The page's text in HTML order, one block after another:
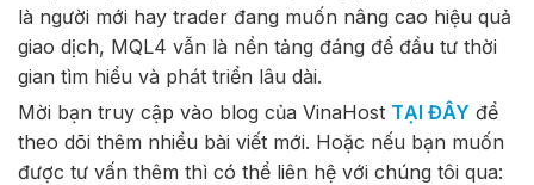
là người mới hay trader đang muốn nâng cao hiệu quả
giao dịch, MQL4 vẫn là nền tảng đáng để đầu tư thời
gian tìm hiểu và phát triển lâu dài.
Mời bạn truy cập vào blog của VinaHost TẠI ĐÂY để
theo dõi thêm nhiều bài viết mới. Hoặc nếu bạn muốn
được tư vấn thêm thì có thể liên hệ với chúng tôi qua: